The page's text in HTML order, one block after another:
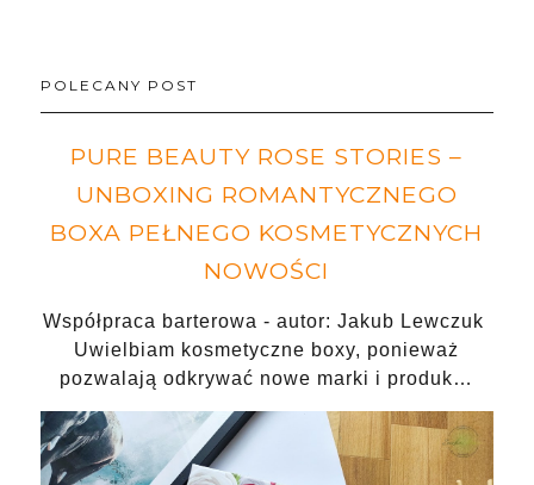
POLECANY POST
PURE BEAUTY ROSE STORIES –
UNBOXING ROMANTYCZNEGO
BOXA PEŁNEGO KOSMETYCZNYCH
NOWOŚCI
Współpraca barterowa - autor: Jakub Lewczuk
Uwielbiam kosmetyczne boxy, ponieważ
pozwalają odkrywać nowe marki i produk…